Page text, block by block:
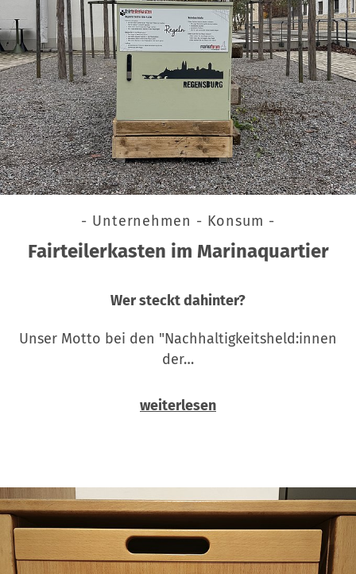
- Unternehmen - Konsum -
Fairteilerkasten im Marinaquartier
Wer steckt dahinter?
Unser Motto bei den "Nachhaltigkeitsheld:innen
der…
weiterlesen